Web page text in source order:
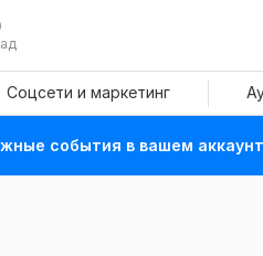
Соцсети и маркетинг
события в вашем